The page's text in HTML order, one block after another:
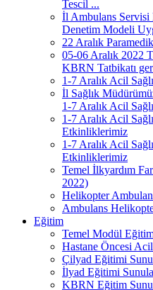
Tescil ...
İl Ambulans Servisi
Denetim Modeli
22 Aralık
05-06 Aralık 2022
KBRN Tatbikatı
1-7 Aralık Acil
İl Sağlık
1-7 Aralık Acil
1-7 Aralık Acil
Etkinliklerimiz
1-7 Aralık Acil
Etkinliklerimiz
Temel İlkyardım
2022)
Helikopter
Ambulans
Eğitim
Temel Modül
Hastane Öncesi
Çilyad Eğitimi
İlyad Eğitimi
KBRN Eğitim